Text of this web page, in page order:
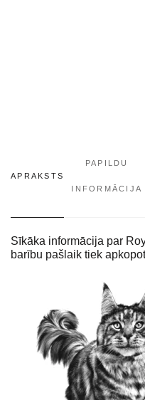
APRAKSTS
PAPILDU
INFORMĀCIJA
Sīkāka informācija par
barību pašlaik tiek